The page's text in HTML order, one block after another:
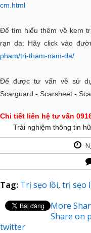
cm.html
Để tìm hiểu thêm về kem
rạn da: Hãy click vào
pham/tri-tham-nam-da/
Để được tư vấn về sử
Scarguard - Scarsheet -
Chi tiết liên hệ tư vấn
Trải nghiệm thông tin
Tag: Trị sẹo lồi, trị sẹo
More
Share on
twitter